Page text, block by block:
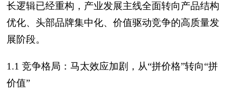
长逻辑已经重构，产业发展主线全面转向产品结构
优化、头部品牌集中化、价值驱动竞争的高质量发
展阶段。
1.1 竞争格局：马太效应加剧，从“拼价格”转向“拼
价值”